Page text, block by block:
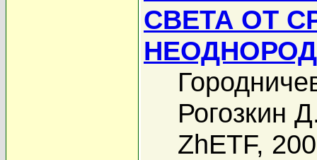
СВЕТА ОТ
Рогозкин
ZhETF,